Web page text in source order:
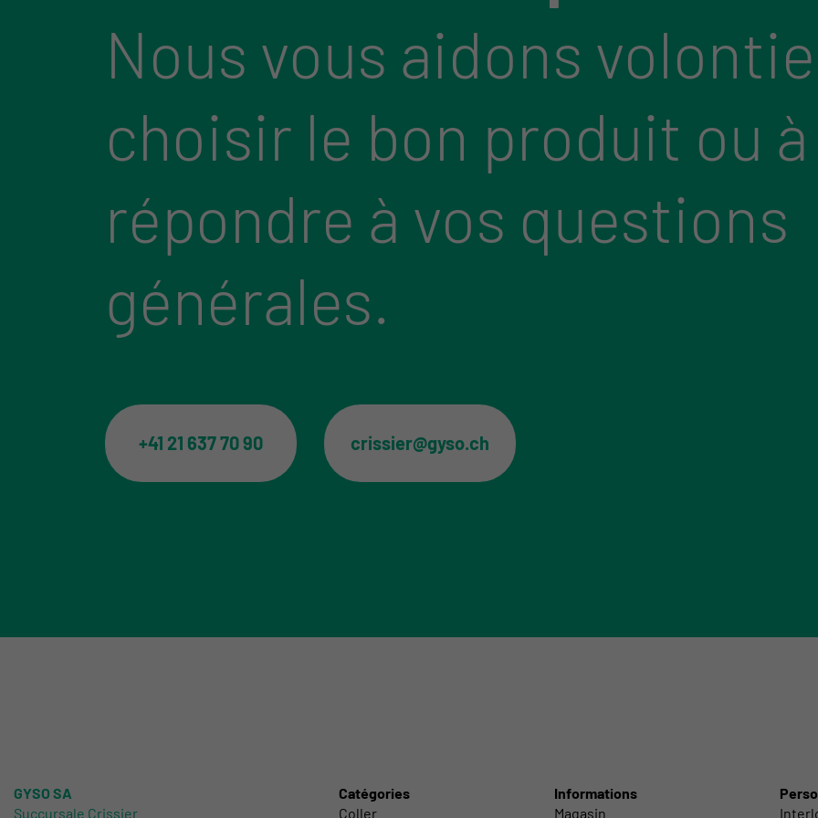
Nous vous aidons
choisir le bon produit ou à
répondre à vos questions
générales.
+41 21 637 70 90 crissier@gyso.ch
Catégories
Coller
Informations
Magasin
GYSO SA
Succursale Crissier